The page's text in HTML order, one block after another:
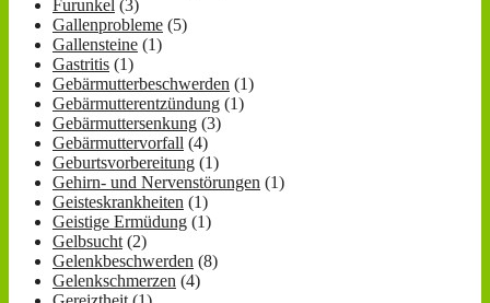
Furunkel (3)
Gallenprobleme (5)
Gallensteine (1)
Gastritis (1)
Gebärmutterbeschwerden (1)
Gebärmutterentzündung (1)
Gebärmuttersenkung (3)
Gebärmuttervorfall (4)
Geburtsvorbereitung (1)
Gehirn- und Nervenstörungen (1)
Geisteskrankheiten (1)
Geistige Ermüdung (1)
Gelbsucht (2)
Gelenkbeschwerden (8)
Gelenkschmerzen (4)